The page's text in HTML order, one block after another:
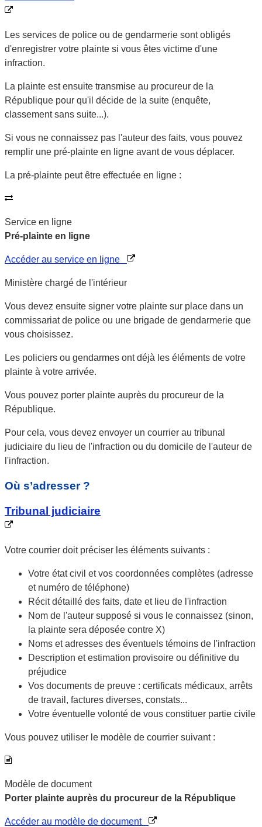
Les services de police ou de gendarmerie sont obligés
d'enregistrer votre plainte si vous êtes victime d'une
infraction.
La plainte est ensuite transmise au procureur de la
République pour qu'il décide de la suite (enquête,
classement sans suite...).
Si vous ne connaissez pas l'auteur des faits, vous pouvez
remplir une pré-plainte en ligne avant de vous déplacer.
La pré-plainte peut être effectuée en ligne :
Service en ligne
Pré-plainte en ligne
Accéder au service en ligne
Ministère chargé de l'intérieur
Vous devez ensuite signer votre plainte sur place dans un
commissariat de police ou une brigade de gendarmerie que
vous choisissez.
Les policiers ou gendarmes ont déjà les éléments de votre
plainte à votre arrivée.
Vous pouvez porter plainte auprès du procureur de la
République.
Pour cela, vous devez envoyer un courrier au tribunal
judiciaire du lieu de l'infraction ou du domicile de l'auteur de
l'infraction.
Où s’adresser ?
Tribunal judiciaire
Votre courrier doit préciser les éléments suivants :
Votre état civil et vos coordonnées complètes (adresse
et numéro de téléphone)
Récit détaillé des faits, date et lieu de l'infraction
Nom de l'auteur supposé si vous le connaissez (sinon,
la plainte sera déposée contre X)
Noms et adresses des éventuels témoins de l'infraction
Description et estimation provisoire ou définitive du
préjudice
Vos documents de preuve : certificats médicaux, arrêts
de travail, factures diverses, constats...
Votre éventuelle volonté de vous constituer partie civile
Vous pouvez utiliser le modèle de courrier suivant :
Modèle de document
Porter plainte auprès du procureur de la République
Accéder au modèle de document